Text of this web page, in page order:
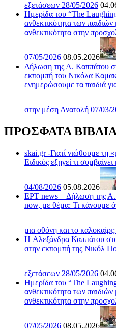
εξετάσεων 28/05/2026
Ημερίδα του “The
ανθεκτικότητα των
ανθεκτικότητα στην
07/05/2026 08.05.2026
Δήλωση της Α. Καππάτου
εκπομπή του Νικόλα
ενημερώσουμε τα παιδιά
στην μέση Ανατολή 07/03/
ΠΡΟΣΦΑΤΑ
skai.gr -Γιατί νιώθουμε τη
Ειδικός εξηγεί τι
04/08/2026 05.08.2026
ΕΡΤ news – Δήλωση της
now, με θέμα: Τι κάνουμε
μια οθόνη και το
H Αλεξάνδρα Καππάτου
στην εκπομπή της Νικόλ
εξετάσεων 28/05/2026
Ημερίδα του “The
ανθεκτικότητα των
ανθεκτικότητα στην
07/05/2026 08.05.2026